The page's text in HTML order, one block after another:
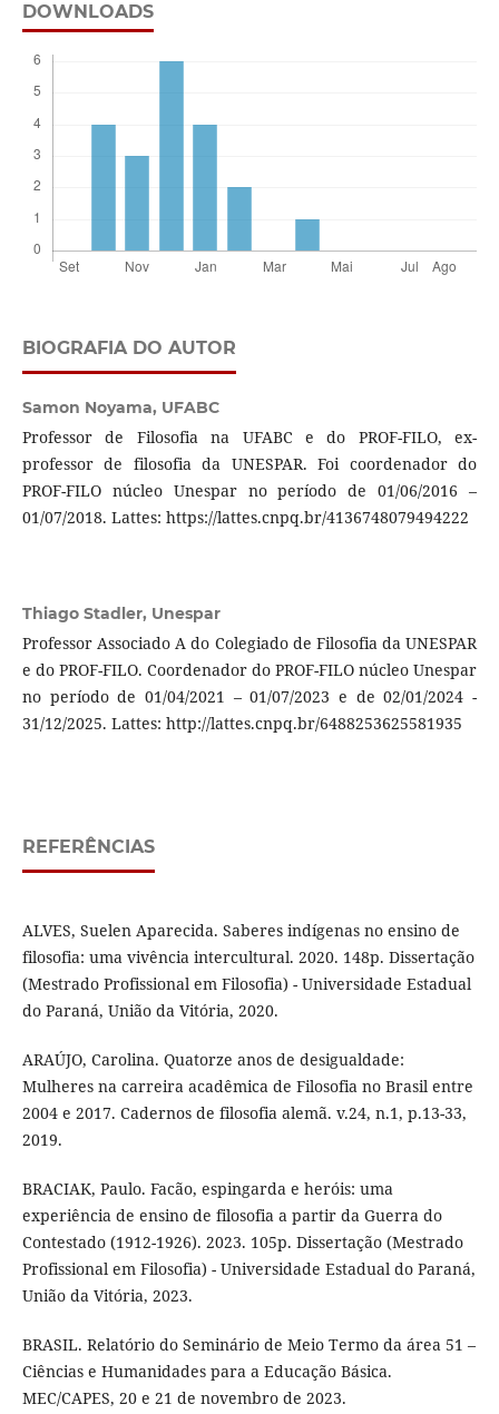
DOWNLOADS
BIOGRAFIA DO AUTOR
Samon Noyama, UFABC
Professor de Filosofia na UFABC e do PROF-FILO, ex-
professor de filosofia da UNESPAR. Foi coordenador do
PROF-FILO núcleo Unespar no período de 01/06/2016 –
01/07/2018. Lattes: https://lattes.cnpq.br/4136748079494222
Thiago Stadler, Unespar
Professor Associado A do Colegiado de Filosofia da UNESPAR
e do PROF-FILO. Coordenador do PROF-FILO núcleo Unespar
no período de 01/04/2021 – 01/07/2023 e de 02/01/2024 -
31/12/2025. Lattes: http://lattes.cnpq.br/6488253625581935
REFERÊNCIAS
ALVES, Suelen Aparecida. Saberes indígenas no ensino de
filosofia: uma vivência intercultural. 2020. 148p. Dissertação
(Mestrado Profissional em Filosofia) - Universidade Estadual
do Paraná, União da Vitória, 2020.
ARAÚJO, Carolina. Quatorze anos de desigualdade:
Mulheres na carreira acadêmica de Filosofia no Brasil entre
2004 e 2017. Cadernos de filosofia alemã. v.24, n.1, p.13-33,
2019.
BRACIAK, Paulo. Facão, espingarda e heróis: uma
experiência de ensino de filosofia a partir da Guerra do
Contestado (1912-1926). 2023. 105p. Dissertação (Mestrado
Profissional em Filosofia) - Universidade Estadual do Paraná,
União da Vitória, 2023.
BRASIL. Relatório do Seminário de Meio Termo da área 51 –
Ciências e Humanidades para a Educação Básica.
MEC/CAPES, 20 e 21 de novembro de 2023.